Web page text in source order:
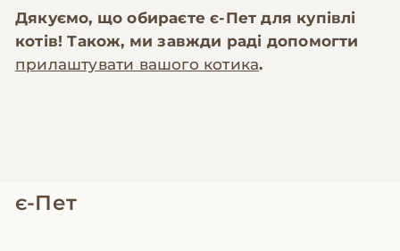
Дякуємо, що обираєтеє-Пет для купівлі
котів! Також, ми завжди раді допомогти
прилаштувати вашого котика.
є-Пет